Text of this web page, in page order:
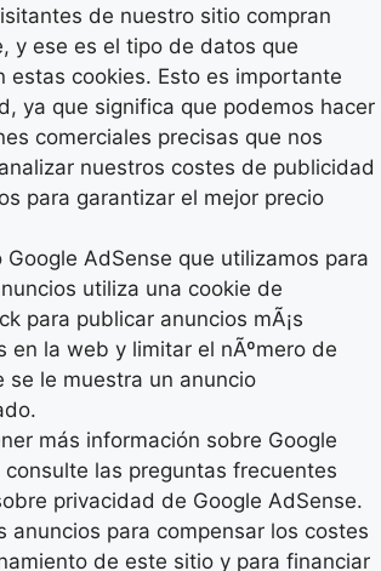
de nuestro sitio compran
y ese es el tipo de datos que
estas cookies. Esto es importante
ya que significa que podemos hacer
comerciales precisas que nos
nuestros costes de publicidad
para garantizar el mejor precio
Google AdSense que utilizamos para
utiliza una cookie de
para publicar anuncios mÃ¡s
en la web y limitar el nÃºmero de
se le muestra un anuncio
más información sobre Google
consulte las preguntas frecuentes
privacidad de Google AdSense.
anuncios para compensar los costes
de este sitio y para financiar